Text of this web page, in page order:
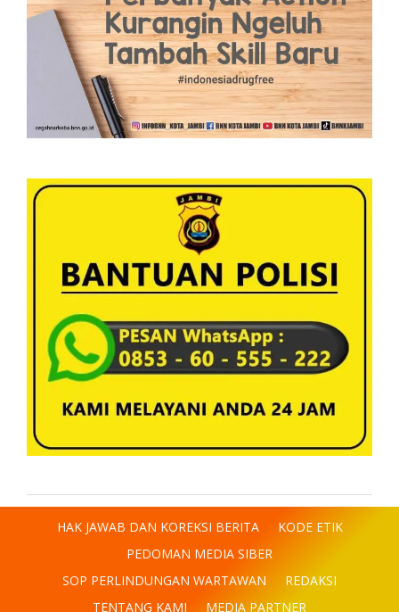
HAK JAWAB DAN KOREKSI BERITA
KODE ETIK
PEDOMAN MEDIA SIBER
SOP PERLINDUNGAN WARTAWAN
REDAKSI
TENTANG KAMI
MEDIA PARTNER